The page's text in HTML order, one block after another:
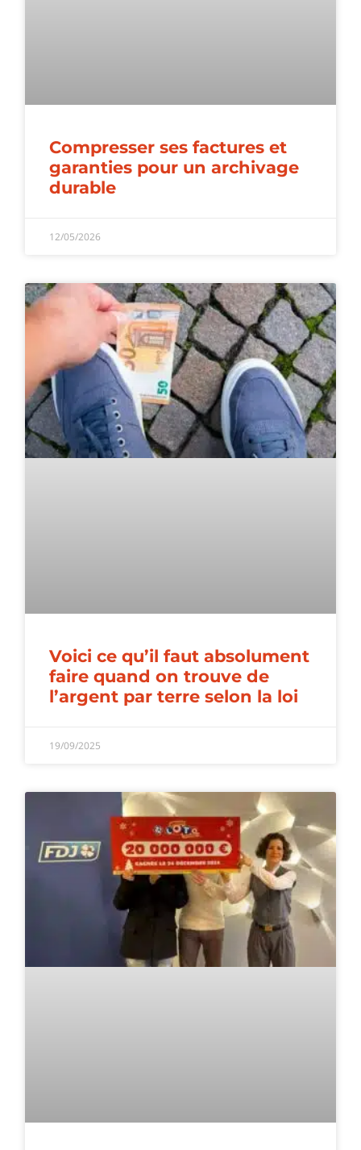
Compresser ses factures et
garanties pour un archivage
durable
12/05/2026
Voici ce qu’il faut absolument
faire quand on trouve de
l’argent par terre selon la loi
19/09/2025